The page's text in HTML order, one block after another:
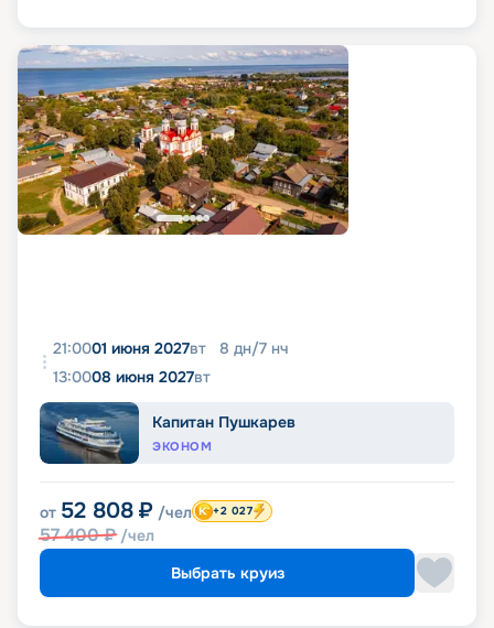
21:0001 июня 2027вт 8 дн/7 нч
13:0008 июня 2027вт
Капитан Пушкарев
ЭКОНОМ
от 52 808 ₽ /чел
57 400₽ /чел
+2 027
Выбрать круиз